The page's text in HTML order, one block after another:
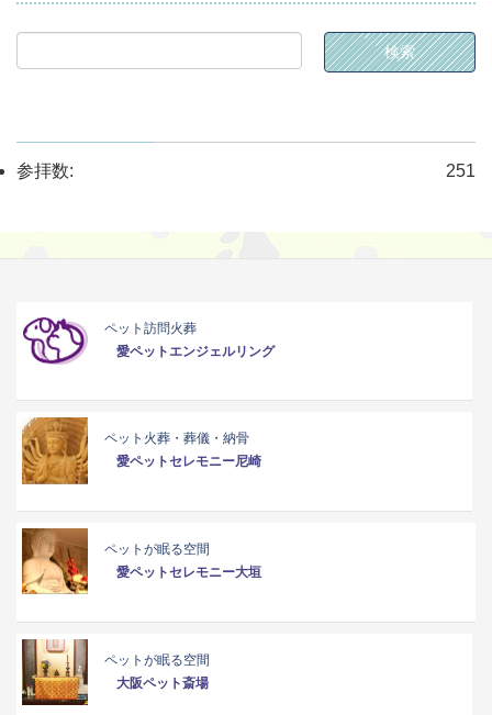
251
参拝数:
ペット訪問火葬
愛ペットエンジェルリング
ペット火葬・葬儀・納骨
愛ペットセレモニー尼崎
ペットが眠る空間
愛ペットセレモニー大垣
ペットが眠る空間
大阪ペット斎場